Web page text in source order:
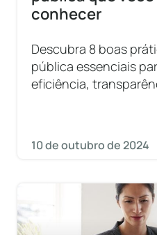
conhecer
Descubra 8 boas
pública essenciais
eficiência,
10 de outubro de 2024